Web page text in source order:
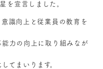
を宣言しました。
識向上と従業員の教育を
力の向上に取り組みなが
てまいります。